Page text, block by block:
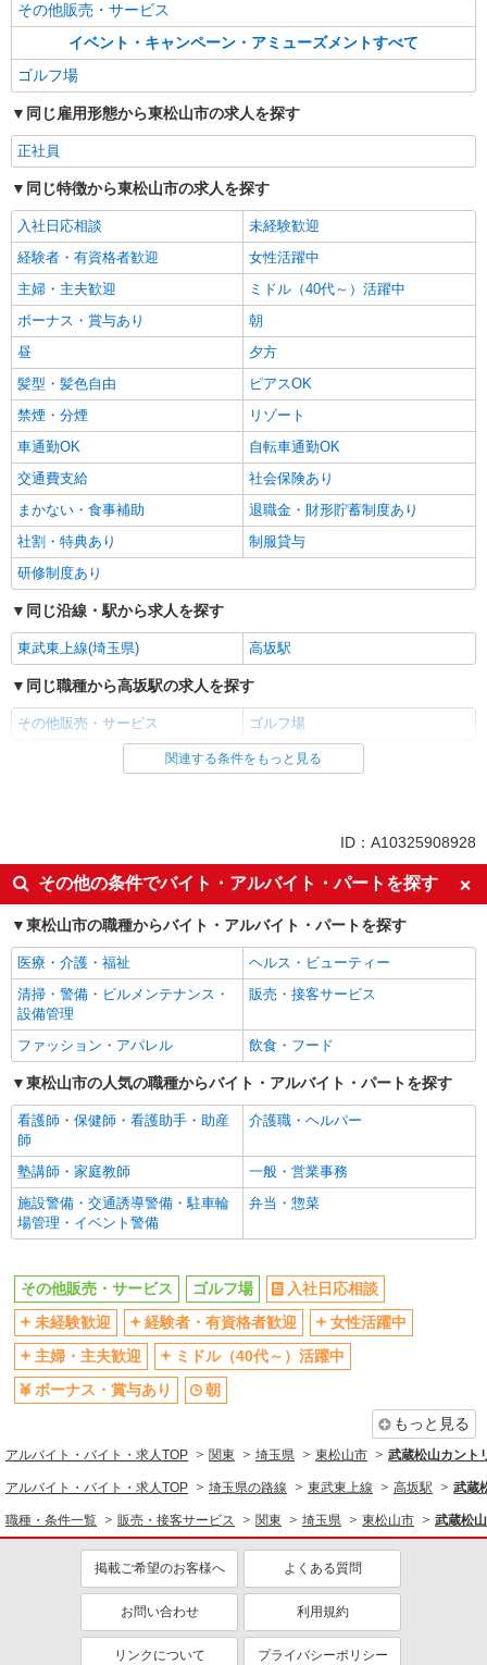
その他販売・サービス
イベント・キャンペーン・アミューズメントすべて
ゴルフ場
同じ雇用形態から東松山市の求人を探す
正社員
同じ特徴から東松山市の求人を探す
入社日応相談
未経験歓迎
経験者・有資格者歓迎
女性活躍中
主婦・主夫歓迎
ミドル（40代～）活躍中
ボーナス・賞与あり
朝
昼
夕方
髪型・髪色自由
ピアスOK
禁煙・分煙
リゾート
車通勤OK
自転車通勤OK
交通費支給
社会保険あり
まかない・食事補助
退職金・財形貯蓄制度あり
社割・特典あり
制服貸与
研修制度あり
同じ沿線・駅から求人を探す
東武東上線(埼玉県) 高坂駅
同じ職種から高坂駅の求人を探す
その他販売・サービス ゴルフ場
同じ雇用形態から高坂駅の求人を探す
入社日応相談
未経験歓迎
経験者・有資格者歓迎
女性活躍中
主婦・主夫歓迎
ミドル（40代～）活躍中
ボーナス・賞与あり
朝
昼
夕方
髪型・髪色自由
ピアスOK
禁煙・分煙
リゾート
車通勤OK
自転車通勤OK
交通費支給
社会保険あり
まかない・食事補助
退職金・財形貯蓄制度あり
社割・特典あり
制服貸与
研修制度あり
販売・接客サービス
イベント・キャンペーン・アミューズメント
同じ特徴から求人を探す
未経験歓迎
まかない・食事補助
関連する条件をもっと見る
ID：A10325908928
その他の条件でバイト・アルバイト・パートを探す
東松山市の職種からバイト・アルバイト・パートを探す
医療・介護・福祉
ヘルス・ビューティー
清掃・警備・ビルメンテナンス・
設備管理
販売・接客サービス
ファッション・アパレル 飲食・フード
東松山市の人気の職種からバイト・アルバイト・パートを探す
看護師・保健師・看護助手・助産
師
介護職・ヘルパー
塾講師・家庭教師
一般・営業事務
施設警備・交通誘導警備・駐車輪
場管理・イベント警備
弁当・惣菜
その他販売・サービス ゴルフ場
入社日応相談
未経験歓迎
経験者・有資格者歓迎
女性活躍中
主婦・主夫歓迎
ミドル（40代～）活躍中
ボーナス・賞与あり
朝
もっと見る
アルバイト・バイト・求人TOP 関東 埼玉県 東松山市 武蔵松山カント
アルバイト・バイト・求人TOP 埼玉県の路線 東武東上線 高坂駅 武蔵
職種・条件一覧 販売・接客サービス 関東 埼玉県 東松山市 武蔵松
掲載ご希望のお客様へ よくある質問
お問い合わせ 利用規約
リンクについて プライバシーポリシー